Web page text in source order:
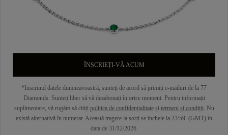
ÎNSCRIEȚI-VĂ ACUM
*Inscriind datele dumneavoastră, sunteți de acord să primiți e-mailuri de la 77
Diamonds. Sunteți liber să vă dezabonați în orice moment. Pentru informații
suplimentare, vă rugăm să citiți politica de confidențialitateși termeni și condiții. Nu
există alternativă în numerar. Această tragere la sorți se încheie la 23:59. (GMT) în
data de 31/12/2026.